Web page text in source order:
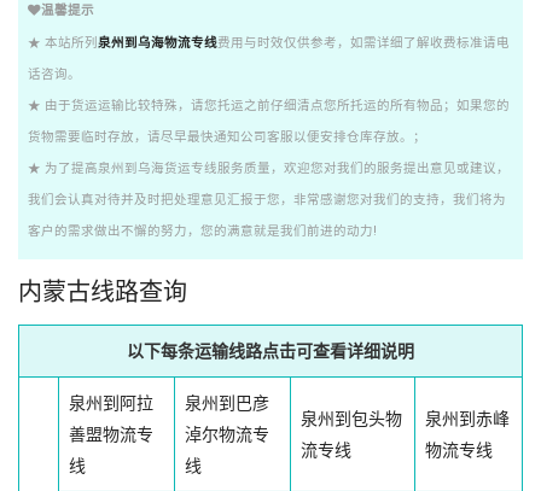
温馨提示
★ 本站所列 泉州到乌海物流专线费用与时效仅供参考，如需详细了解收费标准请电
话咨询。
★ 由于货运运输比较特殊，请您托运之前仔细清点您所托运的所有物品；如果您的
货物需要临时存放，请尽早最快通知公司客服以便安排仓库存放。；
★ 为了提高泉州到乌海货运专线服务质量，欢迎您对我们的服务提出意见或建议，
我们会认真对待并及时把处理意见汇报于您，非常感谢您对我们的支持，我们将为
客户的需求做出不懈的努力，您的满意就是我们前进的动力!
内蒙古线路查询
以下每条运输线路点击可查看详细说明
泉州到阿拉
善盟物流专
线
泉州到巴彦
淖尔物流专
线
泉州到包头物
流专线
泉州到赤峰
物流专线